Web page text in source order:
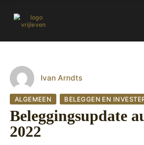
Ivan Arndts
ALGEMEEN BELEGGEN EN
Beleggingsupdate
2022